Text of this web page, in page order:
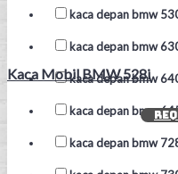
kaca depan bmw
kaca depan bmw
kaca depan bmw
kaca depan bmw
kaca depan bmw
Kaca Mobil BMW 528i